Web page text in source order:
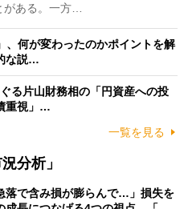
ある。一方…
、何が変わったのかポイントを解
な説…
る片山財務相の「円資産への投
重視」…
一覧を見る
分析」
落で含み損が膨らんで…」損失を